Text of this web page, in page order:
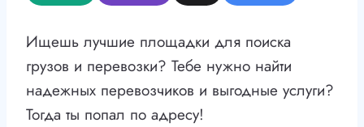
Ищешь лучшие площадки для поиска
грузов и перевозки? Тебе нужно найти
надежных перевозчиков и выгодные услуги?
Тогда ты попал по адресу!